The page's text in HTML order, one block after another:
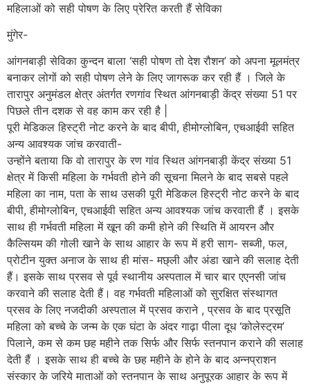
महिलाओं को सही पोषण के लिए प्रेरित करती हैं सेविका
मुंगेर-
आंगनबाड़ी सेविका कुन्दन बाला ‘सही पोषण तो देश रौशन’ को अपना मूलमंत्र
बनाकर लोगों को सही पोषण लेने के लिए जागरूक कर रही हैं । जिले के
तारापुर अनुमंडल क्षेत्र अंतर्गत रणगांव स्थित आंगनबाड़ी केंद्र संख्या 51 पर
पिछले तीन दशक से वह काम कर रही है |
पूरी मेडिकल हिस्ट्री नोट करने के बाद बीपी, हीमोग्लोबिन, एचआईवी सहित
अन्य आवश्यक जांच करवाती-
उन्होंने बताया कि वो तारापुर के रण गांव स्थित आंगनबाड़ी केंद्र संख्या 51
क्षेत्र में किसी महिला के गर्भवती होने की सूचना मिलने के बाद सबसे पहले
महिला का नाम, पता के साथ उसकी पूरी मेडिकल हिस्ट्री नोट करने के बाद
बीपी, हीमोग्लोबिन, एचआईवी सहित अन्य आवश्यक जांच करवाती हैं । इसके
साथ ही गर्भवती महिला में खून की कमी होने की स्थिति में आयरन और
कैल्सियम की गोली खाने के साथ आहार के रूप में हरी साग- सब्जी, फल,
प्रोटीन युक्त अनाज के साथ ही मांस- मछ्ली और अंडा खाने की सलाह देती
हैं। इसके साथ प्रसव से पूर्व स्थानीय अस्पताल में चार बार एएनसी जांच
करवाने की सलाह देती हैं। वह गर्भवती महिलाओं को सुरक्षित संस्थागत
प्रसव के लिए नजदीकी अस्पताल में प्रसव कराने , प्रसव के बाद प्रसूति
महिला को बच्चे के जन्म के एक घंटा के अंदर गाढ़ा पीला दूध ‘कोलेस्ट्रम’
पिलाने, कम से कम छह महीने तक सिर्फ और सिर्फ स्तनपान कराने की सलाह
देती हैं । इसके साथ ही बच्चे के छह महीने के होने के बाद अन्नप्राशन
संस्कार के जरिये माताओं को स्तनपान के साथ अनुपूरक आहार के रूप में